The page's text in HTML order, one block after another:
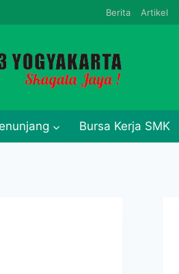
Berita Artikel
Bursa Kerja SMK